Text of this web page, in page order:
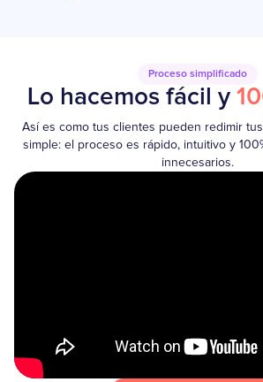
Proceso simplificado
Lo hacemos fácil y
Así es como tus clientes pueden redimir
simple: el proceso es rápido, intuitivo y
innecesarios.